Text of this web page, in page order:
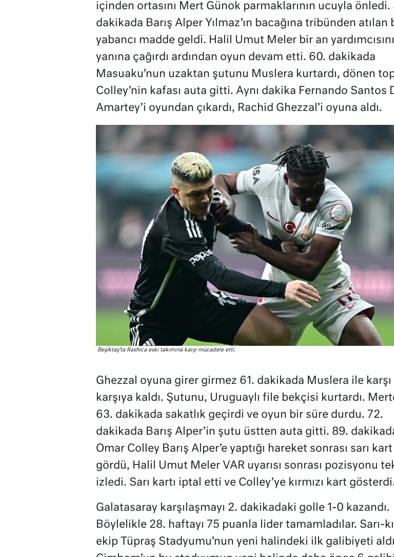
içinden ortasını Mert Günok parmaklarının ucuyla önledi.
dakikada Barış Alper Yılmaz’ın bacağına tribünden atılan
yabancı madde geldi. Halil Umut Meler bir an yardımcısını
yanına çağırdı ardından oyun devam etti. 60. dakikada
Masuaku’nun uzaktan şutunu Muslera kurtardı, dönen
Colley’nin kafası auta gitti. Aynı dakika Fernando Santos
Amartey’i oyundan çıkardı, Rachid Ghezzal’i oyuna aldı.
Beşiktaş’ta Rashica eski takımına karşı mücadele etti.
Ghezzal oyuna girer girmez 61. dakikada Muslera ile karşı
karşıya kaldı. Şutunu, Uruguaylı file bekçisi kurtardı.
63. dakikada sakatlık geçirdi ve oyun bir süre durdu. 72.
dakikada Barış Alper’in şutu üstten auta gitti. 89.
Omar Colley Barış Alper’e yaptığı hareket sonrası sarı kart
gördü, Halil Umut Meler VAR uyarısı sonrası pozisyonu
izledi. Sarı kartı iptal etti ve Colley’ye kırmızı kart
Galatasaray karşılaşmayı 2. dakikadaki golle 1-0 kazandı.
Böylelikle 28. haftayı 75 puanla lider tamamladılar. Sarı-
ekip Tüpraş Stadyumu’nun yeni halindeki ilk galibiyeti